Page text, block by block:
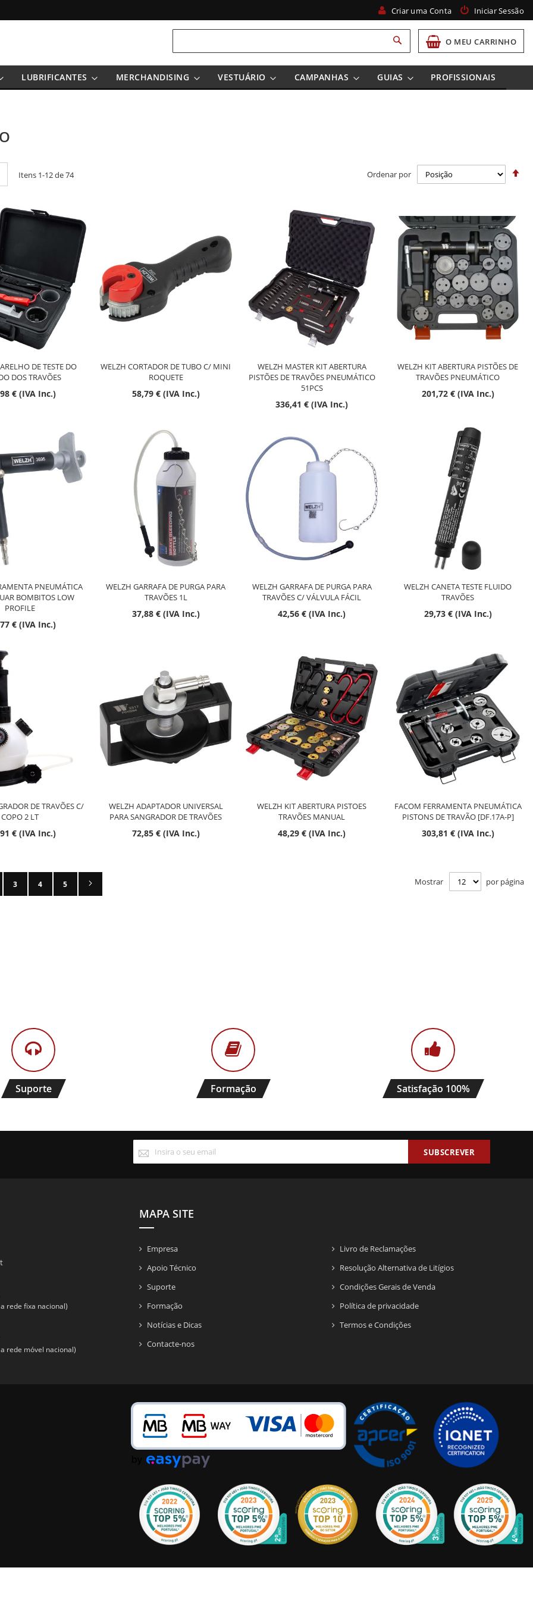
Criar uma Conta Iniciar Sessão
O MEU CARRINHO
Pesquisa
Pesquisa
LUBRIFICANTES MERCHANDISING VESTUÁRIO CAMPANHAS GUIAS PROFISSIONAIS
Itens 1-12de74 Ordenar por
DE TESTE DO
DOS TRAVÕES
€ (IVA Inc.)
Esgotado
WELZH CORTADOR DE TUBO C/ MINI
ROQUETE
58,79 € (IVA Inc.)
Esgotado
WELZH MASTER KIT ABERTURA
PISTÕES DE TRAVÕES PNEUMÁTICO
51PCS
336,41 € (IVA Inc.)
Esgotado
WELZH KIT ABERTURA PISTÕES DE
TRAVÕES PNEUMÁTICO
201,72 € (IVA Inc.)
Esgotado
PNEUMÁTICA
BOMBITOS LOW
PROFILE
€ (IVA Inc.)
Esgotado
WELZH GARRAFA DE PURGA PARA
TRAVÕES 1L
37,88 € (IVA Inc.)
Esgotado
WELZH GARRAFA DE PURGA PARA
TRAVÕES C/ VÁLVULA FÁCIL
42,56 € (IVA Inc.)
Esgotado
WELZH CANETA TESTE FLUIDO
TRAVÕES
29,73 € (IVA Inc.)
Esgotado
DE TRAVÕES C/
COPO 2 LT
€ (IVA Inc.)
Esgotado
WELZH ADAPTADOR UNIVERSAL
PARA SANGRADOR DE TRAVÕES
72,85 € (IVA Inc.)
Esgotado
WELZH KIT ABERTURA PISTOES
TRAVÕES MANUAL
48,29 € (IVA Inc.)
Esgotado
FACOM FERRAMENTA PNEUMÁTICA
PISTONS DE TRAVÃO [DF.17A-P]
303,81 € (IVA Inc.)
Esgotado
a ler a página
Página
3 Página
4 Página
5 Mostrar por página
Suporte Formação Satisfação 100%
nossa
SUBSCREVER
rede fixa nacional)
rede móvel nacional)
MAPA SITE
Empresa
Apoio Técnico
Suporte
Formação
Notícias e Dicas
Contacte-nos
Livro de Reclamações
Resolução Alternativa de Litígios
Condições Gerais de Venda
Política de privacidade
Termos e Condições